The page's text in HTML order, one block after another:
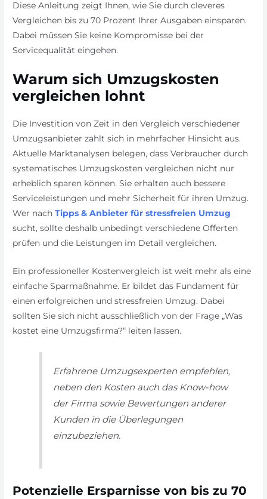
Diese Anleitung zeigt Ihnen, wie Sie durch cleveres
Vergleichen bis zu 70 Prozent Ihrer Ausgaben einsparen.
Dabei müssen Sie keine Kompromisse bei der
Servicequalität eingehen.
Warum sich Umzugskosten
vergleichen lohnt
Die Investition von Zeit in den Vergleich verschiedener
Umzugsanbieter zahlt sich in mehrfacher Hinsicht aus.
Aktuelle Marktanalysen belegen, dass Verbraucher durch
systematisches Umzugskosten vergleichen nicht nur
erheblich sparen können. Sie erhalten auch bessere
Serviceleistungen und mehr Sicherheit für ihren Umzug.
Wer nachTipps & Anbieter für stressfreien Umzug
sucht, sollte deshalb unbedingt verschiedene Offerten
prüfen und die Leistungen im Detail vergleichen.
Ein professioneller Kostenvergleich ist weit mehr als eine
einfache Sparmaßnahme. Er bildet das Fundament für
einen erfolgreichen und stressfreien Umzug. Dabei
sollten Sie sich nicht ausschließlich von der Frage „Was
kostet eine Umzugsfirma?“ leiten lassen.
Erfahrene Umzugsexperten empfehlen,
neben den Kosten auch das Know-how
der Firma sowie Bewertungen anderer
Kunden in die Überlegungen
einzubeziehen.
Potenzielle Ersparnisse von bis zu 70